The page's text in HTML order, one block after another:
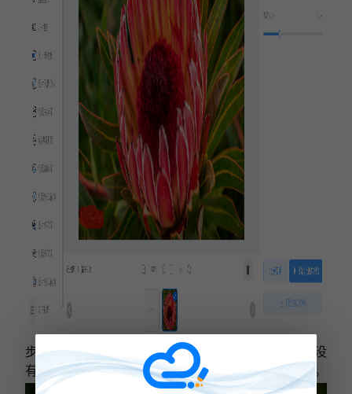
步骤三：最后等待处理完成后，预览处理效果，如果没
有处理干净还可以在次进行涂抹消除，直到满意为止。